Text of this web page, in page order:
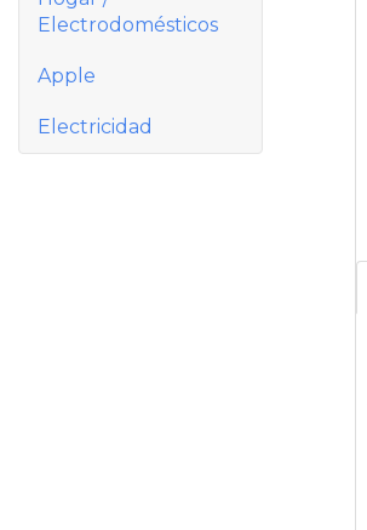
Electrodomésticos
Apple
Electricidad